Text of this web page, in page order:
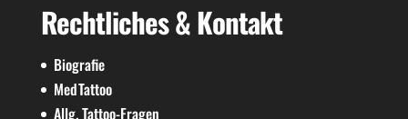
Rechtliches & Kontakt
Biografie
MedTattoo
Allg. Tattoo-Fragen